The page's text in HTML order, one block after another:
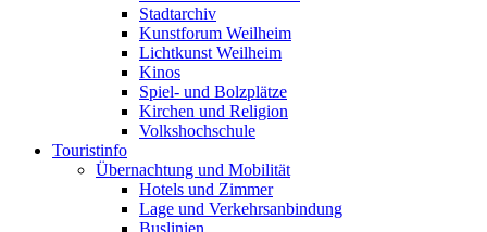
Stadtarchiv
Kunstforum Weilheim
Lichtkunst Weilheim
Kinos
Spiel- und Bolzplätze
Kirchen und Religion
Volkshochschule
Touristinfo
Übernachtung und Mobilität
Hotels und Zimmer
Lage und Verkehrsanbindung
Buslinien